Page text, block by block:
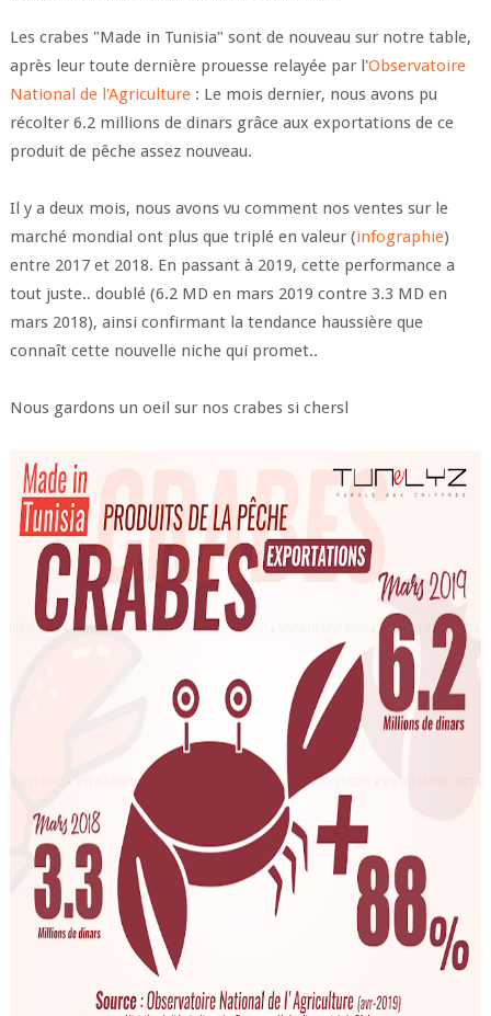
Les crabes "Made in Tunisia" sont de nouveau sur notre table,
après leur toute dernière prouesse relayée par l'Observatoire
National de l'Agriculture: Le mois dernier, nous avons pu
récolter 6.2 millions de dinars grâce aux exportations de ce
produit de pêche assez nouveau.
Il y a deux mois, nous avons vu comment nos ventes sur le
marché mondial ont plus que triplé en valeur (infographie)
entre 2017 et 2018. En passant à 2019, cette performance a
tout juste.. doublé (6.2 MD en mars 2019 contre 3.3 MD en
mars 2018), ainsi confirmant la tendance haussière que
connaît cette nouvelle niche qui promet..
Nous gardons un oeil sur nos crabes si chersl